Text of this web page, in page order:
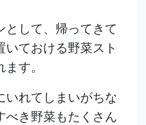
として、帰ってきて
ておける野菜スト
す。
いれてしまいがちな
べき野菜もたくさん